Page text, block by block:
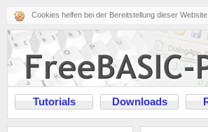
Cookies helfen bei der Bereitstellung dieser
Tutorials Downloads